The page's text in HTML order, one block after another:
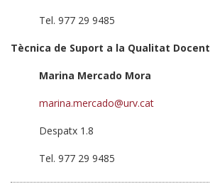
Tel. 977 29 9485
Tècnica de Suport a la Qualitat Docent
Marina Mercado Mora
marina.mercado@urv.cat
Despatx 1.8
Tel. 977 29 9485